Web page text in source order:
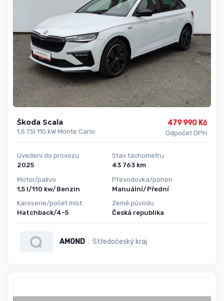
Škoda Scala
1,5 TSI 110 kW Monte Carlo
479 990 Kč
Odpočet DPH
Uvedení do provozu
2025
Motor/palivo
1,5 l/110 kw/Benzin
Karoserie/počet míst
Hatchback/4-5
Stav tachometru
43 763 km
Převodovka/pohon
Manuální/Přední
Země původu
Česká republika
AMOND Středočeský kraj